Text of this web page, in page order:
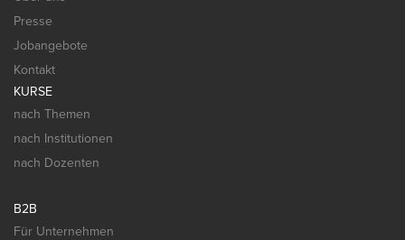
Presse
Jobangebote
Kontakt
KURSE
nach Themen
nach Institutionen
nach Dozenten
B2B
Für Unternehmen